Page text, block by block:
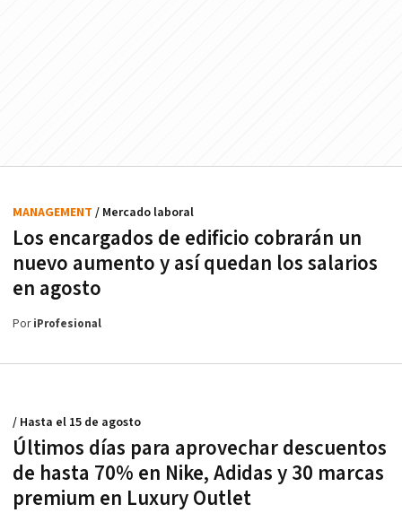
Los encargados de edificio cobrarán un
nuevo aumento y así quedan los salarios
en agosto
MANAGEMENT / Mercado laboral
PoriProfesional
Últimos días para aprovechar descuentos
de hasta 70% en Nike, Adidas y 30 marcas
premium en Luxury Outlet
/ Hasta el 15 de agosto